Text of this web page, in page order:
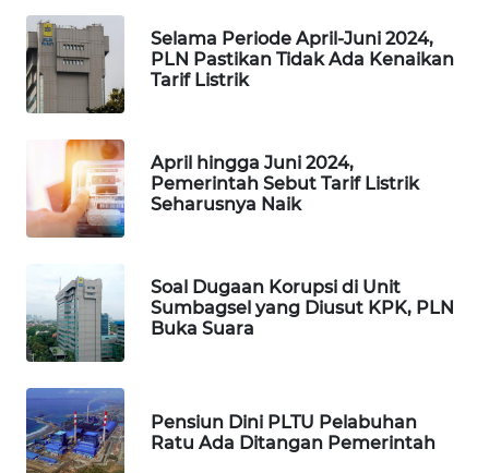
Selama Periode April-Juni 2024,
PLN Pastikan Tidak Ada Kenaikan
Tarif Listrik
April hingga Juni 2024,
Pemerintah Sebut Tarif Listrik
Seharusnya Naik
Soal Dugaan Korupsi di Unit
Sumbagsel yang Diusut KPK, PLN
Buka Suara
Pensiun Dini PLTU Pelabuhan
Ratu Ada Ditangan Pemerintah